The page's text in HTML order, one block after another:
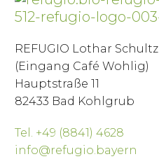
REFUGIO Lothar Schultz
(Eingang Café Wohlig)
Hauptstraße 11
82433 Bad Kohlgrub
Tel. +49 (8841) 4628
info@refugio.bayern